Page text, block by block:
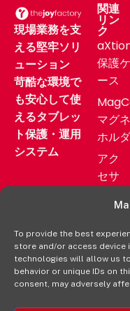
To provide the best
store and/or access device
technologies will allow us
behavior or unique IDs on
consent, may adversely
現場業務を支
える堅牢ソリ
ューション
苛酷な環境で
も安心して使
えるタブレッ
ト保護・運用
システム
関連
リン
ク
保護ケ
ース
マグ
ホル
アク
セサ
用製
品
の各製
品を購